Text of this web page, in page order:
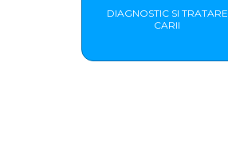
DIAGNOSTIC SI TRATARE
CARII